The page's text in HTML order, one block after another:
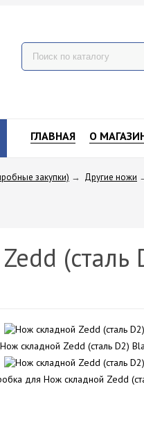
ГЛАВНАЯ О
закупки) → Другие ножи
(сталь